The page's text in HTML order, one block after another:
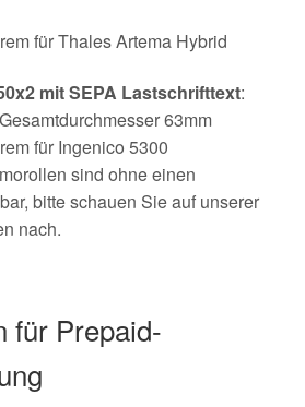
für Thales Artema Hybrid
mit SEPA Lastschrifttext:
63mm
für Ingenico 5300
sind ohne einen
bitte schauen Sie auf unserer
nach.
für Prepaid-